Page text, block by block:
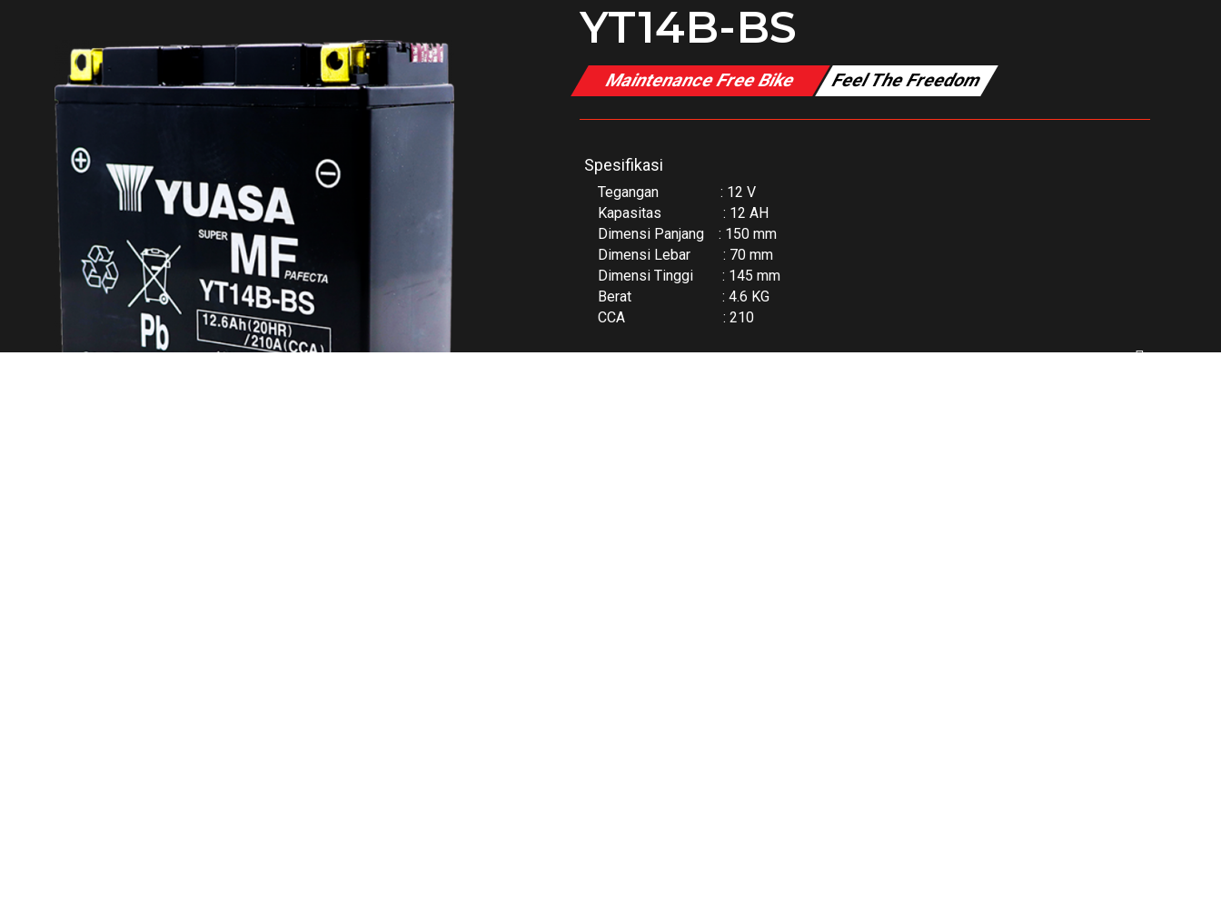
YT14B-BS
Maintenance Free Bike Feel The Freedom
Spesifikasi
Tegangan : 12 V
Kapasitas : 12 AH
Dimensi Panjang : 150 mm
Dimensi Lebar : 70 mm
Dimensi Tinggi : 145 mm
Berat : 4.6 KG
CCA : 210